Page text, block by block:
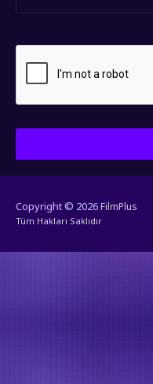
Copyright © 2026FilmPlus
Tüm Hakları Saklıdır